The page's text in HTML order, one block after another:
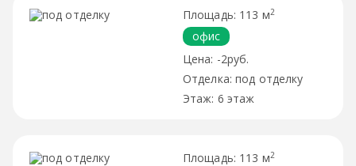
113 м2
офис
-2руб.
под отделку
6 этаж
113 м2